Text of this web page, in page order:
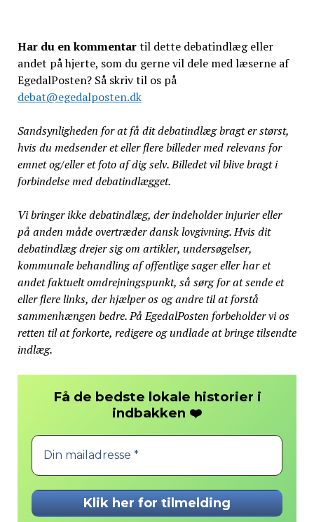
Har du en kommentartil dette debatindlæg eller
andet på hjerte, som du gerne vil dele med læserne af
EgedalPosten? Så skriv til os på
debat@egedalposten.dk
Sandsynligheden for at få dit debatindlæg bragt er størst,
hvis du medsender et eller flere billeder med relevans for
emnet og/eller et foto af dig selv. Billedet vil blive bragt i
forbindelse med debatindlægget.
Vi bringer ikke debatindlæg, der indeholder injurier eller
på anden måde overtræder dansk lovgivning. Hvis dit
debatindlæg drejer sig om artikler, undersøgelser,
kommunale behandling af offentlige sager eller har et
andet faktuelt omdrejningspunkt, så sørg for at sende et
eller flere links, der hjælper os og andre til at forstå
sammenhængen bedre. På EgedalPosten forbeholder vi os
retten til at forkorte, redigere og undlade at bringe tilsendte
indlæg.
Få de bedste lokale historier i
indbakken ❤️